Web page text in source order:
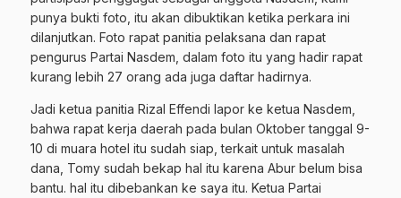
punya bukti foto, itu akan dibuktikan ketika perkara ini
dilanjutkan. Foto rapat panitia pelaksana dan rapat
pengurus Partai Nasdem, dalam foto itu yang hadir rapat
kurang lebih 27 orang ada juga daftar hadirnya.
Jadi ketua panitia Rizal Effendi lapor ke ketua Nasdem,
bahwa rapat kerja daerah pada bulan Oktober tanggal 9-
10 di muara hotel itu sudah siap, terkait untuk masalah
dana, Tomy sudah bekap hal itu karena Abur belum bisa
bantu. hal itu dibebankan ke saya itu. Ketua Partai